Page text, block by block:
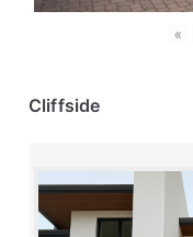
«
Cliffside